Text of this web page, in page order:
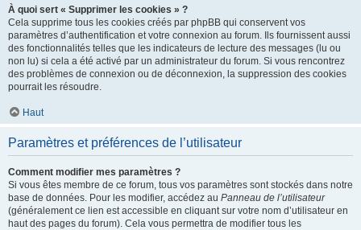
À quoi sert « Supprimer les cookies » ?
Cela supprime tous les cookies créés par phpBB qui conservent vos
paramètres d’authentification et votre connexion au forum. Ils fournissent aussi
des fonctionnalités telles que les indicateurs de lecture des messages (lu ou
non lu) si cela a été activé par un administrateur du forum. Si vous rencontrez
des problèmes de connexion ou de déconnexion, la suppression des cookies
pourrait les résoudre.
Haut
Paramètres et préférences de l’utilisateur
Comment modifier mes paramètres ?
Si vous êtes membre de ce forum, tous vos paramètres sont stockés dans notre
base de données. Pour les modifier, accédez au Panneau de l’utilisateur
(généralement ce lien est accessible en cliquant sur votre nom d’utilisateur en
haut des pages du forum). Cela vous permettra de modifier tous les